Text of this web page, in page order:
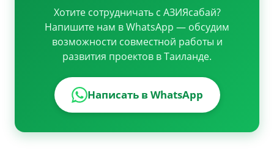
Хотите сотрудничать с АЗИЯсабай?
Напишите нам в WhatsApp — обсудим
возможности совместной работы и
развития проектов в Таиланде.
Написать в WhatsApp